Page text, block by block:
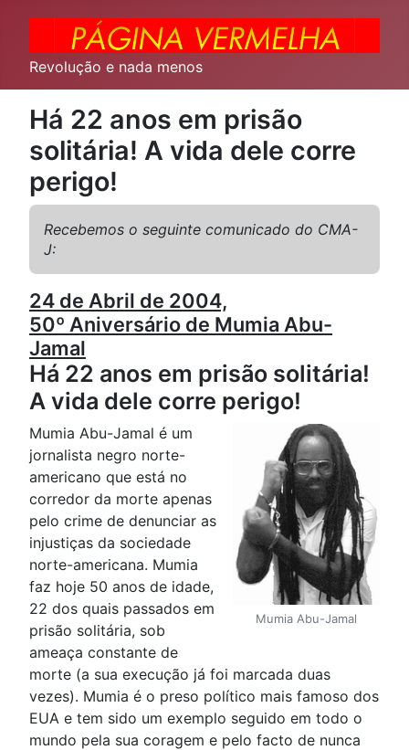
Revolução e nada menos
Há 22 anos em prisão
solitária! A vida dele corre
perigo!
Recebemos o seguinte comunicado do CMA-
J:
24 de Abril de 2004,
50º Aniversário de Mumia Abu-
Jamal
Há 22 anos em prisão solitária!
A vida dele corre perigo!
Mumia Abu-Jamal
Mumia Abu-Jamal é um
jornalista negro norte-
americano que está no
corredor da morte apenas
pelo crime de denunciar as
injustiças da sociedade
norte-americana. Mumia
faz hoje 50 anos de idade,
22 dos quais passados em
prisão solitária, sob
ameaça constante de
morte (a sua execução já foi marcada duas
vezes). Mumia é o preso político mais famoso dos
EUA e tem sido um exemplo seguido em todo o
mundo pela sua coragem e pelo facto de nunca